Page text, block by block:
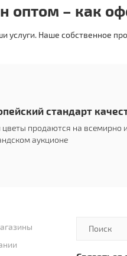
оптом – как
Наше собственное
стандарт
продаются на всемирно
аукционе